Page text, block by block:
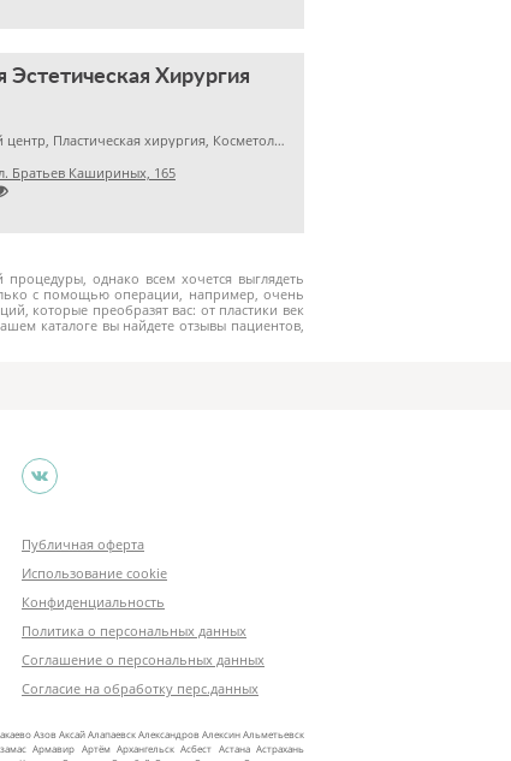
процедуры, однако всем хочется выглядеть
с помощью операции, например, очень
которые преобразят вас: от пластики век
каталоге вы найдете отзывы пациентов,
Эстетическая Хирургия
Медицинский центр, Пластическая хирургия, Косметология
Братьев Кашириных, 165
Публичная оферта
Использование cookie
Конфиденциальность
Политика о персональных данных
Соглашение о персональных данных
Согласие на обработку перс.данных
АзовАксайАлапаевскАлександровАлексинАльметьевск
Армавир Артём Архангельск Асбест Астана Астрахань